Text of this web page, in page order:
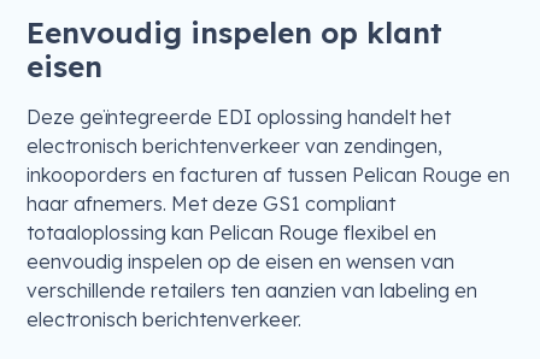
Eenvoudig inspelen op klant
eisen
Deze geïntegreerde EDI oplossing handelt het
electronisch berichtenverkeer van zendingen,
inkooporders en facturen af tussen Pelican Rouge en
haar afnemers. Met deze GS1 compliant
totaaloplossing kan Pelican Rouge flexibel en
eenvoudig inspelen op de eisen en wensen van
verschillende retailers ten aanzien van labeling en
electronisch berichtenverkeer.